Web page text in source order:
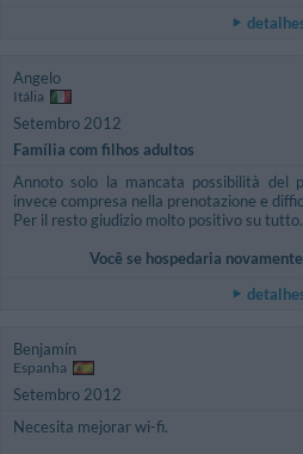
Angelo
Itália
Setembro 2012
Família com filhos adultos
Annoto solo la mancata possibilità del
invece compresa nella prenotazione e
Per il resto giudizio molto positivo su tutto.
Você se hospedaria
Benjamín
Espanha
Setembro 2012
Necesita mejorar wi-fi.